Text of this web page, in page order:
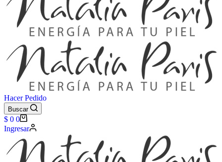
Hacer Pedido
Buscar
Carro
de
$ 0 0
Ingresar